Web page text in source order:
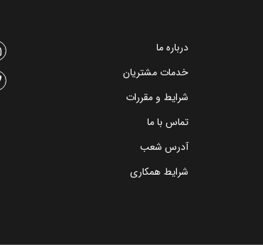
درباره ما
خدمات مشتریان
شرایط و مقررات
تماس با ما
آدرس شعب
شرایط همکاری